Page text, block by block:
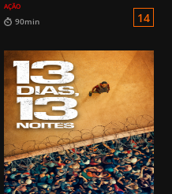
HD 2018
AÇÃO